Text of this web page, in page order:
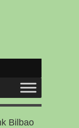
Bilbao